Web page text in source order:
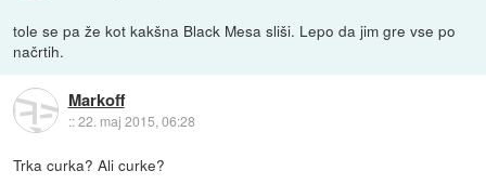
tole se pa že kot kakšna Black Mesa sliši. Lepo da jim gre vse po
načrtih.
Markoff
::22. maj 2015, 06:28
Trka curka? Ali curke?